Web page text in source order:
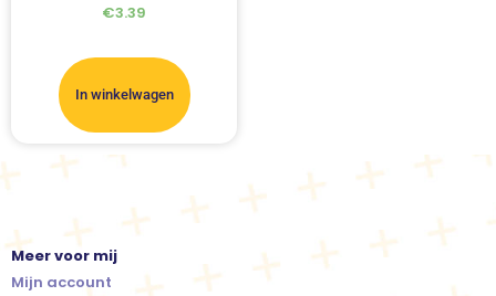
€3.39
In winkelwagen
Meer voor mij
Mijn account